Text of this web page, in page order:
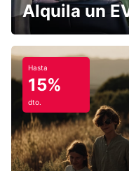
Alquila un
Hasta
15%
dto.